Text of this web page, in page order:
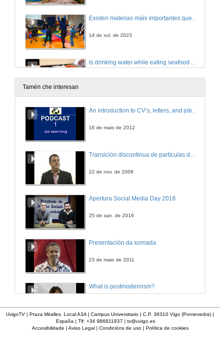
Existen materias máis importantes que outras para o desenvolvemento dos nenos?
14 de xul. de 2023
14 de xul. de 2023
Tamén che interesan
An introduction to CV’s, letters, and job searching
16 de maio de 2012
22 de nov. de 2006
Apertura Social Media Day 2016
25 de xan. de 2016
Presentación da xornada
23 de maio de 2011
What is postmodernism?
Presentación 'Mulleres no software libre'
UvigoTV | Praza Miralles. Local A3A | Campus Universitario | C.P. 36310 Vigo (Pontevedra) |
España | Tlf: +34 986811937 | tv@uvigo.es
Accesibilidade | Aviso Legal| Condicións de uso| Política de cookies